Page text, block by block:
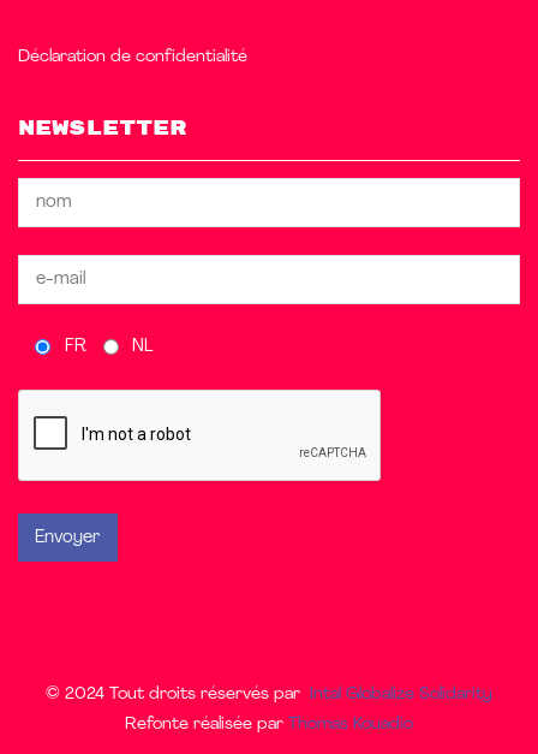
Déclaration de confidentialité
Newsletter
FR NL
© 2024 Tout droits réservés par
Intal Globalize Solidarity
Refonte réalisée par Thomas Kouadio